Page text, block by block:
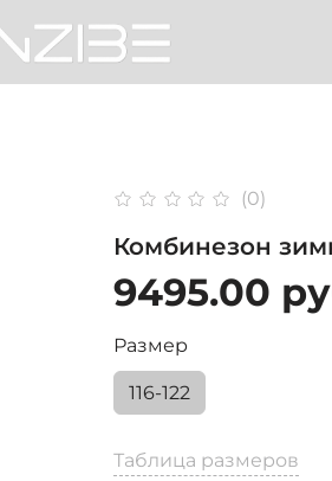
(0)
Комбинезон
9495.00
Таблица размеров
Размер
116-122